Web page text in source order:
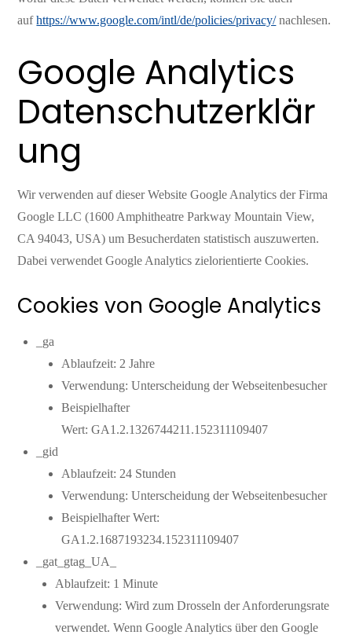
aufhttps://www.google.com/intl/de/policies/privacy/nachlesen.
Google Analytics
Datenschutzerklär
ung
Wir verwenden auf dieser Website Google Analytics der Firma
Google LLC (1600 Amphitheatre Parkway Mountain View,
CA 94043, USA) um Besucherdaten statistisch auszuwerten.
Dabei verwendet Google Analytics zielorientierte Cookies.
Cookies von Google Analytics
_ga
Ablaufzeit: 2 Jahre
Verwendung: Unterscheidung der Webseitenbesucher
Beispielhafter
Wert: GA1.2.1326744211.152311109407
_gid
Ablaufzeit: 24 Stunden
Verwendung: Unterscheidung der Webseitenbesucher
Beispielhafter Wert:
GA1.2.1687193234.152311109407
_gat_gtag_UA_
Ablaufzeit: 1 Minute
Verwendung: Wird zum Drosseln der Anforderungsrate
verwendet. Wenn Google Analytics über den Google